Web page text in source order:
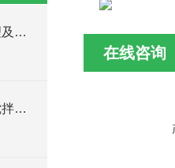
液下水下潜水搅拌机工作原理及作用特点、安装图、CAD结构图
工业废水处理：不锈钢潜水搅拌机如何防止污泥沉淀
在线咨询